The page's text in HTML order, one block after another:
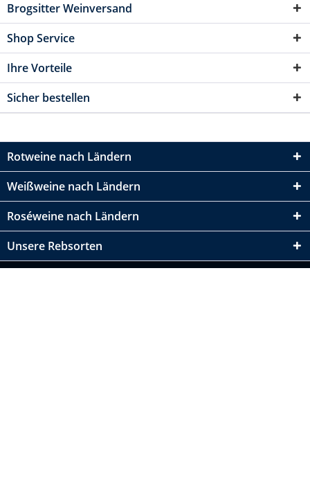
Brogsitter Weinversand
Shop Service
Ihre Vorteile
Sicher bestellen
Rotweine nach Ländern
Weißweine nach Ländern
Roséweine nach Ländern
Unsere Rebsorten